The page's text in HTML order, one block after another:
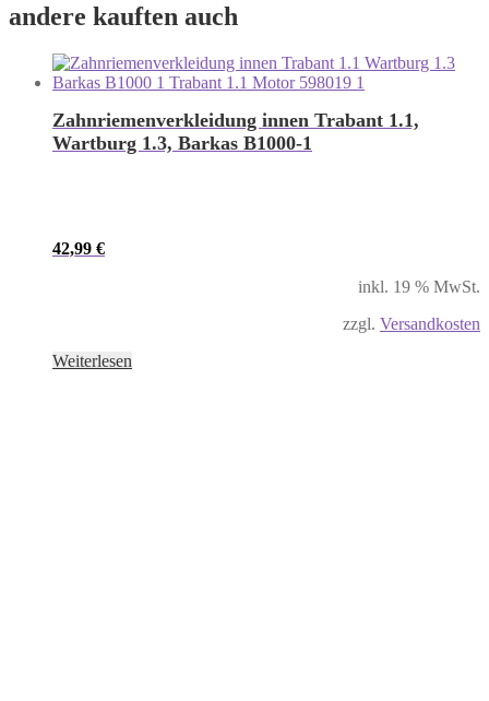
andere kauften auch
Zahnriemenverkleidung innen Trabant 1.1,
Wartburg 1.3, Barkas B1000-1
42,99 €
inkl. 19 % MwSt.
zzgl. Versandkosten
Weiterlesen